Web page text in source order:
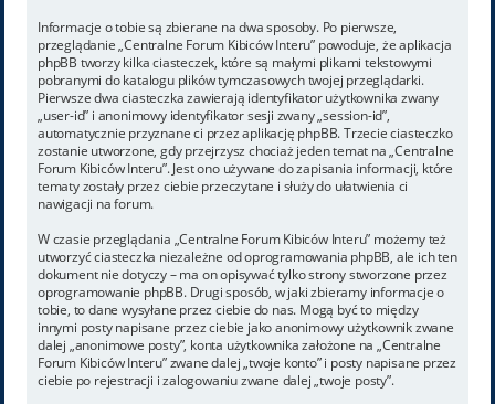
Informacje o tobie są zbierane na dwa sposoby. Po pierwsze,
przeglądanie „Centralne Forum Kibiców Interu” powoduje, że aplikacja
phpBB tworzy kilka ciasteczek, które są małymi plikami tekstowymi
pobranymi do katalogu plików tymczasowych twojej przeglądarki.
Pierwsze dwa ciasteczka zawierają identyfikator użytkownika zwany
„user-id” i anonimowy identyfikator sesji zwany „session-id”,
automatycznie przyznane ci przez aplikację phpBB. Trzecie ciasteczko
zostanie utworzone, gdy przejrzysz chociaż jeden temat na „Centralne
Forum Kibiców Interu”. Jest ono używane do zapisania informacji, które
tematy zostały przez ciebie przeczytane i służy do ułatwienia ci
nawigacji na forum.
W czasie przeglądania „Centralne Forum Kibiców Interu” możemy też
utworzyć ciasteczka niezależne od oprogramowania phpBB, ale ich ten
dokument nie dotyczy – ma on opisywać tylko strony stworzone przez
oprogramowanie phpBB. Drugi sposób, w jaki zbieramy informacje o
tobie, to dane wysyłane przez ciebie do nas. Mogą być to między
innymi posty napisane przez ciebie jako anonimowy użytkownik zwane
dalej „anonimowe posty”, konta użytkownika założone na „Centralne
Forum Kibiców Interu” zwane dalej „twoje konto” i posty napisane przez
ciebie po rejestracji i zalogowaniu zwane dalej „twoje posty”.